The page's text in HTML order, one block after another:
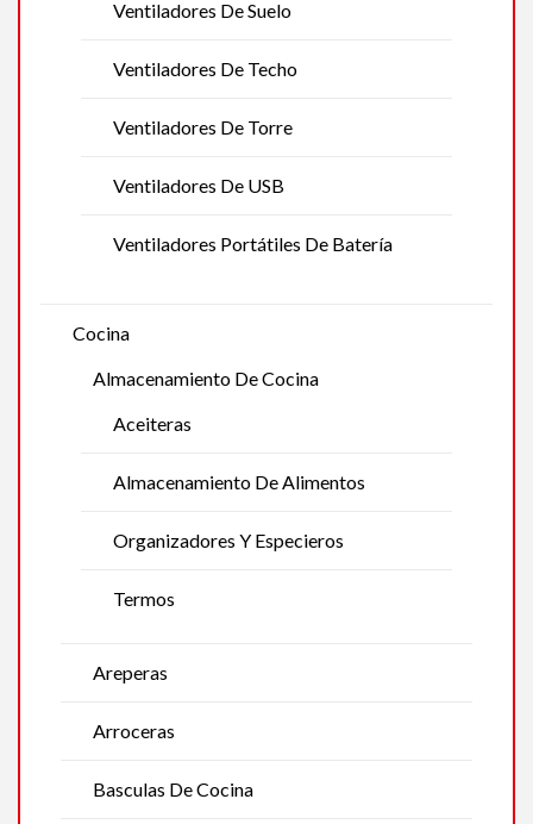
Ventiladores De Suelo
Ventiladores De Techo
Ventiladores De Torre
Ventiladores De USB
Ventiladores Portátiles De Batería
Cocina
Almacenamiento De Cocina
Aceiteras
Almacenamiento De Alimentos
Organizadores Y Especieros
Termos
Areperas
Arroceras
Basculas De Cocina